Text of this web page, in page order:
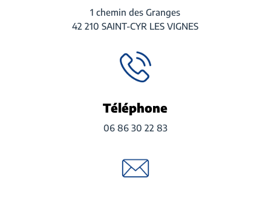
1 chemin des Granges
42 210 SAINT-CYR LES VIGNES
Téléphone
06 86 30 22 83